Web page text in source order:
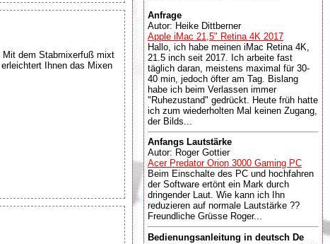
Mit dem Stabmixerfuß mixt
Ihnen das Mixen
Anfrage
Autor: Heike Dittberner
Apple iMac 21,5" Retina 4K 2017
Hallo, ich habe meinen iMac Retina 4K,
21.5 inch seit 2017. Ich arbeite fast
täglich daran, meistens maximal für 30-
40 min, jedoch öfter am Tag. Bislang
habe ich beim Verlassen immer
"Ruhezustand" gedrückt. Heute früh hatte
ich zum wiederholten Mal keinen Zugang,
der Bilds...
Anfangs Lautstärke
Autor: Roger Gottier
Acer Predator Orion 3000 Gaming PC
Beim Einschalte des PC und hochfahren
der Software ertönt ein Mark durch
dringender Laut. Wie kann ich Ihn
reduzieren auf normale Lautstärke ??
Freundliche Grüsse Roger...
Bedienungsanleitung in deutsch De